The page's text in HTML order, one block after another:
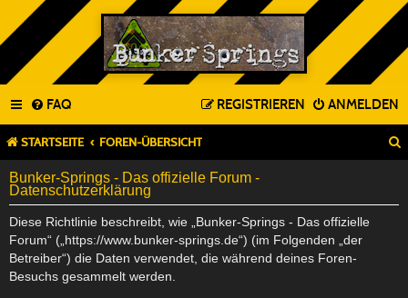
FAQ ANMELDEN
REGISTRIEREN
STARTSEITE FOREN-ÜBERSICHT
Bunker-Springs - Das offizielle Forum -
Datenschutzerklärung
Diese Richtlinie beschreibt, wie „Bunker-Springs - Das offizielle
Forum“ („https://www.bunker-springs.de“) (im Folgenden „der
Betreiber“) die Daten verwendet, die während deines Foren-
Besuchs gesammelt werden.